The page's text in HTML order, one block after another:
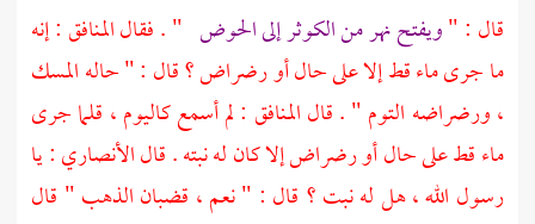
قال : "ويفتح نهر من الكوثر إلى الحوض " . فقال المنافق : إنه
ما جرى ماء قط إلا على حال أو رضراض ؟ قال : " حاله المسك
، ورضراضه التوم " . قال المنافق : لم أسمع كاليوم ، قلما جرى
ماء قط على حال أو رضراض إلا كان له نبته . قال الأنصاري : يا
رسول الله ، هل له نبت ؟ قال : " نعم ، قضبان الذهب " قال